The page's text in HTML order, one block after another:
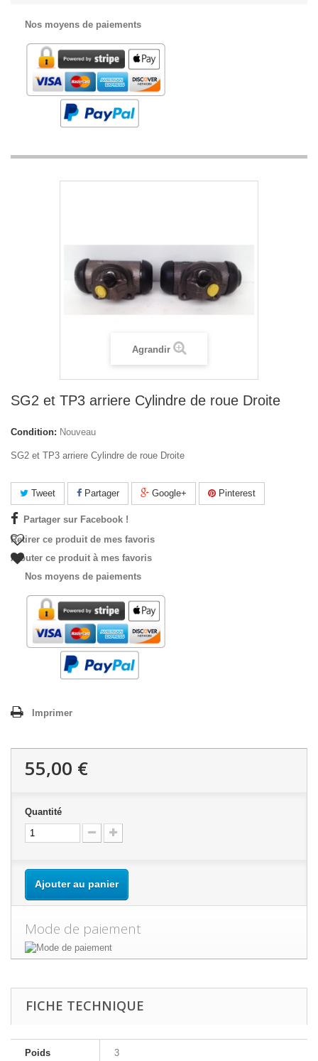
Nos moyens de paiements
Agrandir
SG2 et TP3 arriere Cylindre de roue Droite
Condition: Nouveau
SG2 et TP3 arriere Cylindre de roue Droite
Tweet Partager Google+ Pinterest
Partager sur Facebook !
Retirer ce produit de mes favoris
Ajouter ce produit à mes favoris
Nos moyens de paiements
Imprimer
55,00 €
Quantité
Ajouter au panier
Mode de paiement
FICHE TECHNIQUE
Poids 3